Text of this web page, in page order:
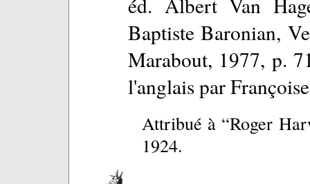
Baptiste Baronian,
Marabout, 1977, p.
l'anglais par
Attribué à “Roger
1924.